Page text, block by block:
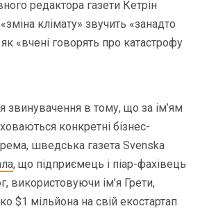
редактора газети Кетрін
клімату» звучить «занадто
«вчені говорять про катастрофу
звинувачення в тому, що за ім’ям
конкретні бізнес-
шведська газета Svenska
, що підприємець і піар-фахівець
використовуючи ім’я Грети,
$1 мільйона на свій екостартап